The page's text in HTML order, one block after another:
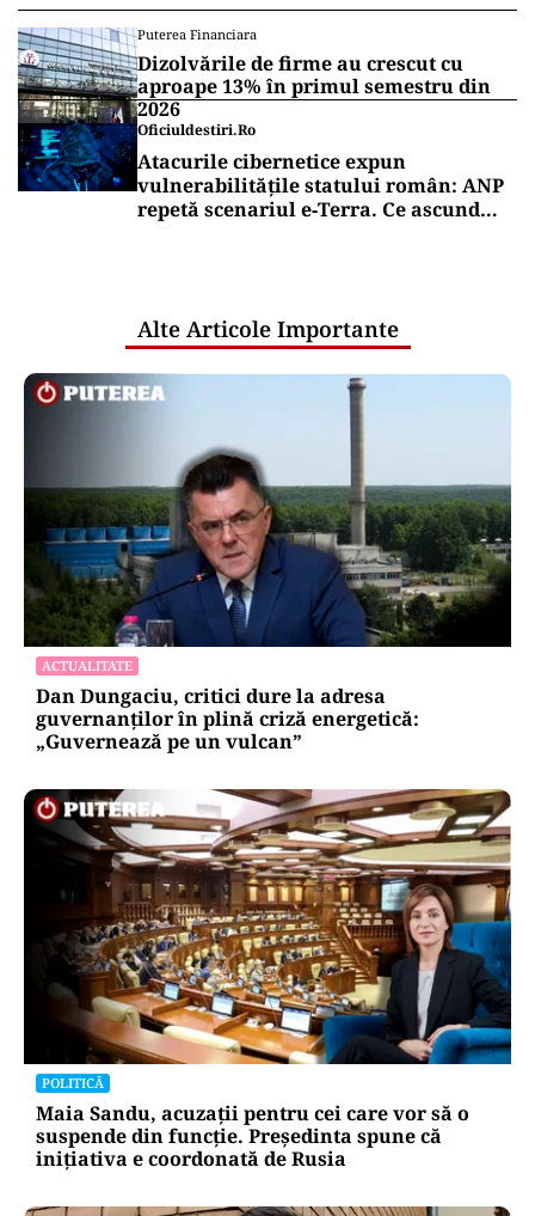
Puterea Financiara
Dizolvările de firme au crescut cu
aproape 13% în primul semestru din
2026
Oficiuldestiri.ro
Atacurile cibernetice expun
vulnerabilitățile statului român: ANP
repetă scenariul e‑Terra. Ce ascund
Alte Articole Importante
ACTUALITATE
Dan Dungaciu, critici dure la adresa
guvernanților în plină criză energetică:
„Guvernează pe un vulcan”
POLITICĂ
Maia Sandu, acuzații pentru cei care vor să o
suspende din funcție. Președinta spune că
inițiativa e coordonată de Rusia